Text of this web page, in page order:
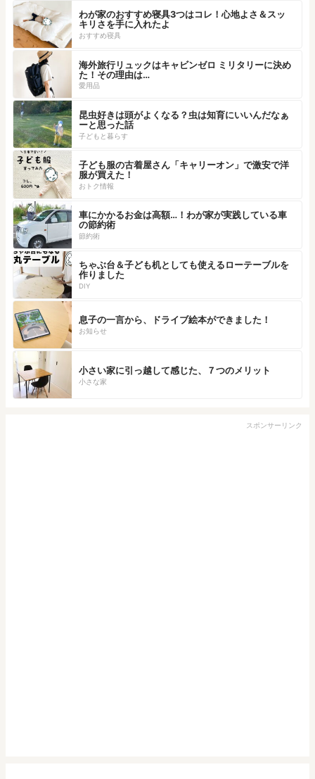
わが家のおすすめ寝具3つはコレ！心地よさ＆スッ
キリさを手に入れたよ
おすすめ寝具
海外旅行リュックはキャビンゼロ ミリタリーに決め
た！その理由は…
愛用品
昆虫好きは頭がよくなる？虫は知育にいいんだなぁ
ーと思った話
子どもと暮らす
子ども服の古着屋さん「キャリーオン」で激安で洋
服が買えた！
おトク情報
車にかかるお金は高額…！わが家が実践している車
の節約術
節約術
ちゃぶ台＆子ども机としても使えるローテーブルを
作りました
DIY
息子の一言から、ドライブ絵本ができました！
お知らせ
小さい家に引っ越して感じた、７つのメリット
小さな家
スポンサーリンク